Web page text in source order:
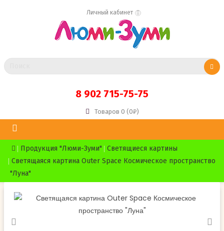
Личный кабинет
8 902 715-75-75
Товаров 0 (0₽)
Продукция "Люми-Зуми"
Светящиеся картины
Светящаяся картина Outer Space Космическое пространство
"Луна"